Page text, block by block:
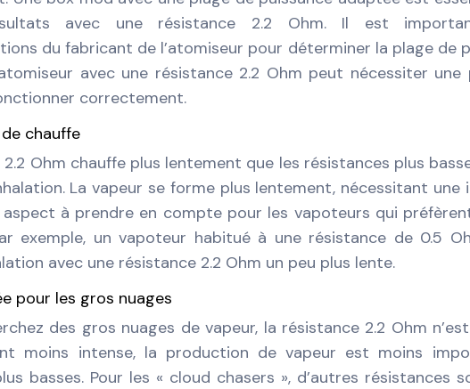
avec une résistance 2.2 Ohm. Il est
du fabricant de l’atomiseur pour déterminer la plage de
avec une résistance 2.2 Ohm peut nécessiter
correctement.
chauffe
2.2 Ohm chauffe plus lentement que les résistances plus
La vapeur se forme plus lentement, nécessitant
aspect à prendre en compte pour les vapoteurs qui
exemple, un vapoteur habitué à une résistance de 0.5
avec une résistance 2.2 Ohm un peu plus lente.
pour les gros nuages
des gros nuages de vapeur, la résistance 2.2 Ohm
moins intense, la production de vapeur est moins
basses. Pour les « cloud chasers », d’autres résistances